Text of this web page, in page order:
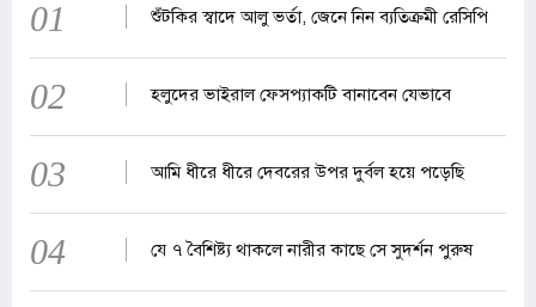
01 শুঁটকির স্বাদে আলু ভর্তা, জেনে নিন ব্যতিক্রমী রেসিপি
02 হলুদের ভাইরাল ফেসপ্যাকটি বানাবেন যেভাবে
03 আমি ধীরে ধীরে দেবরের উপর দুর্বল হয়ে পড়েছি
04 যে ৭ বৈশিষ্ট্য থাকলে নারীর কাছে সে সুদর্শন পুরুষ